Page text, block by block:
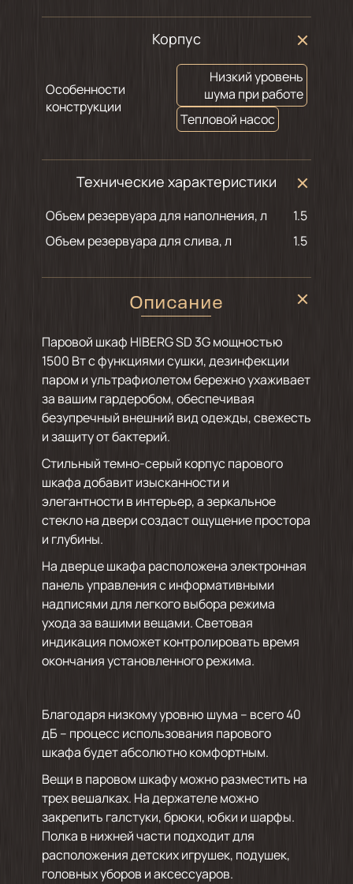
Корпус
Особенности
конструкции
Низкий уровень
шума при работе
Тепловой насос
Технические характеристики
Объем резервуара для наполнения, л
1.5
Объем резервуара для слива, л
1.5
Описание
Паровой шкаф HIBERG SD 3G мощностью
1500 Вт с функциями сушки, дезинфекции
паром и ультрафиолетом бережно ухаживает
за вашим гардеробом, обеспечивая
безупречный внешний вид одежды, свежесть
и защиту от бактерий.
Стильный темно-серый корпус парового
шкафа добавит изысканности и
элегантности в интерьер, а зеркальное
стекло на двери создаст ощущение простора
и глубины.
На дверце шкафа расположена электронная
панель управления с информативными
надписями для легкого выбора режима
ухода за вашими вещами. Световая
индикация поможет контролировать время
окончания установленного режима.
Благодаря низкому уровню шума – всего 40
дБ – процесс использования парового
шкафа будет абсолютно комфортным.
Вещи в паровом шкафу можно разместить на
трех вешалках. На держателе можно
закрепить галстуки, брюки, юбки и шарфы.
Полка в нижней части подходит для
расположения детских игрушек, подушек,
головных уборов и аксессуаров.